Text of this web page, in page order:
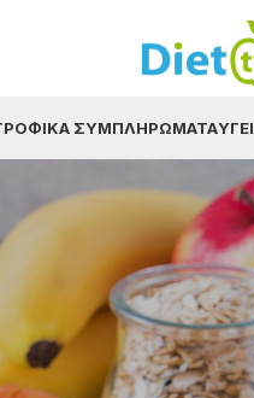
ΣΥΜΠΛΗΡΏΜΑΤΑ